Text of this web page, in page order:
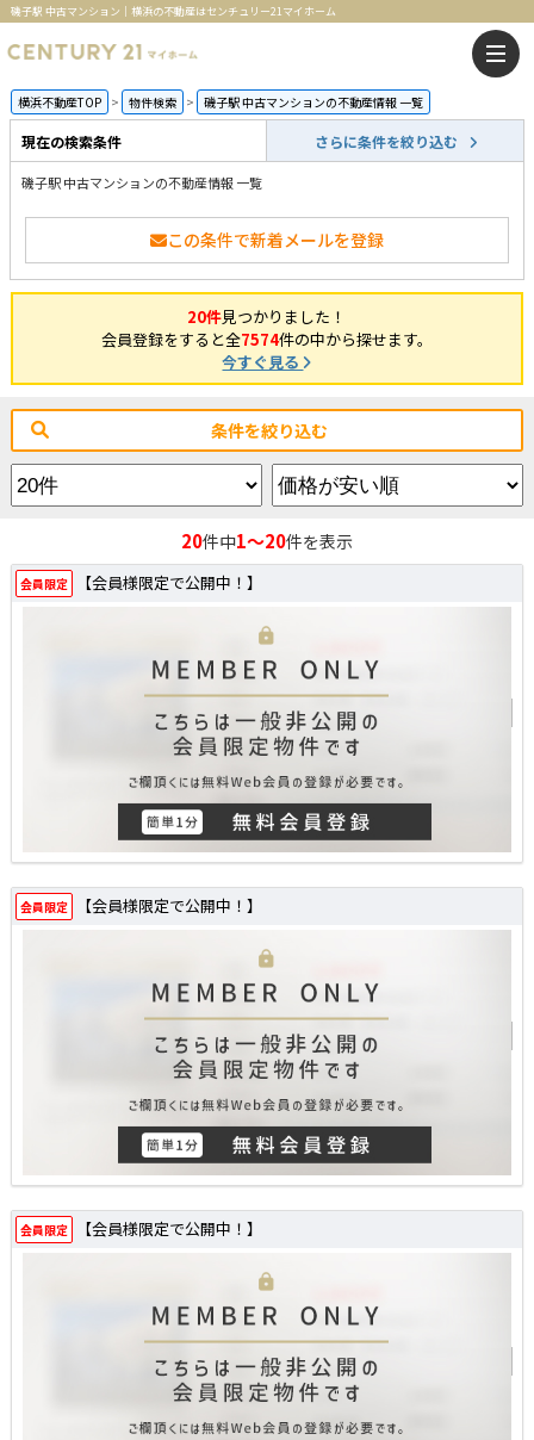
磯子駅 中古マンション｜横浜の不動産はセンチュリー21マイホーム
横浜不動産TOP 物件検索 磯子駅 中古マンションの不動産情報 一覧
現在の検索条件 さらに条件を絞り込む
磯子駅 中古マンションの不動産情報 一覧
この条件で新着メールを登録
20件見つかりました！
会員登録をすると全7574件の中から探せます。
今すぐ見る
条件を絞り込む
20件中1～20件を表示
会員限定 【会員様限定で公開中！】
会員限定 【会員様限定で公開中！】
会員限定 【会員様限定で公開中！】